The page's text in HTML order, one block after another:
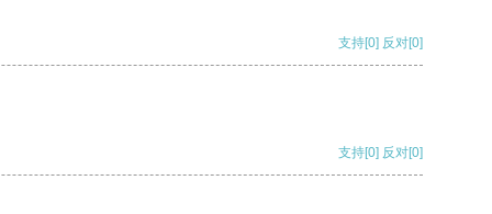
支持[0] 反对[0]
支持[0] 反对[0]